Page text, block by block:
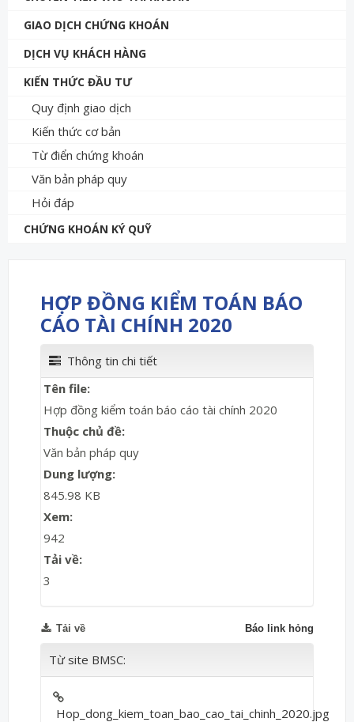
GIAO DỊCH CHỨNG KHOÁN
DỊCH VỤ KHÁCH HÀNG
KIẾN THỨC ĐẦU TƯ
Quy định giao dịch
Kiến thức cơ bản
Từ điển chứng khoán
Văn bản pháp quy
Hỏi đáp
CHỨNG KHOÁN KÝ QUỸ
HỢP ĐỒNG KIỂM TOÁN BÁO
CÁO TÀI CHÍNH 2020
Thông tin chi tiết
Tên file:
Hợp đồng kiểm toán báo cáo tài chính 2020
Thuộc chủ đề:
Văn bản pháp quy
Dung lượng:
845.98 KB
Xem:
942
Tải về:
3
Báo link hỏng
Tải về
Từ site BMSC:
Hop_dong_kiem_toan_bao_cao_tai_chinh_2020.jpg